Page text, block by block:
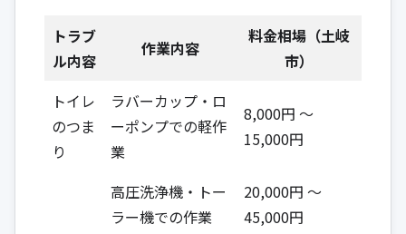
トラブ
ル内容
作業内容
料金相場（土岐
市）
トイレ
のつま
り
ラバーカップ・ロ
ーポンプでの軽作
業
8,000円 ～
15,000円
高圧洗浄機・トー
ラー機での作業
20,000円 ～
45,000円